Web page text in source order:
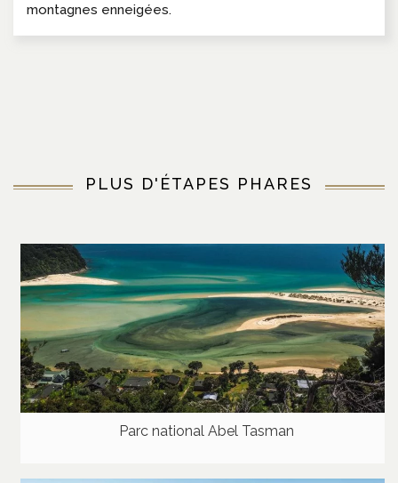
montagnes enneigées.
PLUS D'ÉTAPES PHARES
Parc national Abel Tasman